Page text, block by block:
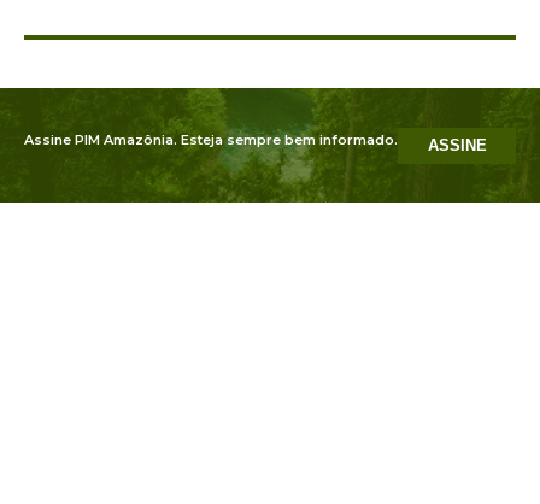
Assine PIM Amazônia. Esteja sempre bem informado. ASSINE